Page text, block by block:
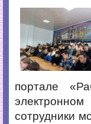
портале
сотрудники